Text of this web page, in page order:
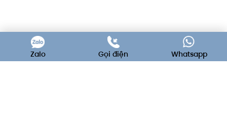
Zalo Gọi điện Whatsapp